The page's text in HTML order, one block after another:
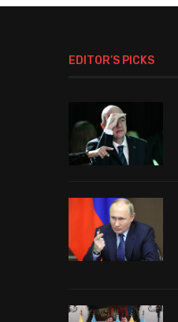
EDITOR’S PICKS